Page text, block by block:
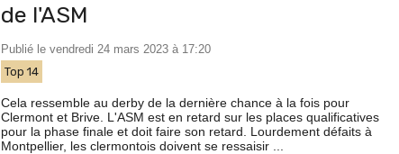
de l'ASM
Publié le vendredi 24 mars 2023 à 17:20
Top 14
Cela ressemble au derby de la dernière chance à la fois pour
Clermont et Brive. L'ASM est en retard sur les places qualificatives
pour la phase finale et doit faire son retard. Lourdement défaits à
Montpellier, les clermontois doivent se ressaisir ...